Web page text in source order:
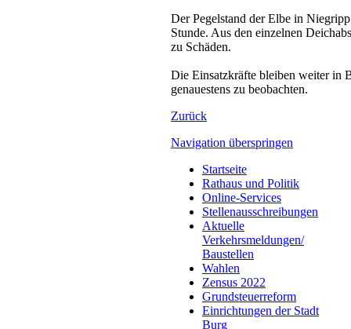
Der Pegelstand der Elbe in
Stunde. Aus den einzelnen
zu Schäden.
Die Einsatzkräfte bleiben weiter in
genauestens zu beobachten.
Zurück
Navigation überspringen
Startseite
Rathaus und Politik
Online-Services
Stellenausschreibungen
Aktuelle
Verkehrsmeldungen/
Baustellen
Wahlen
Zensus 2022
Grundsteuerreform
Einrichtungen der Stadt
Burg